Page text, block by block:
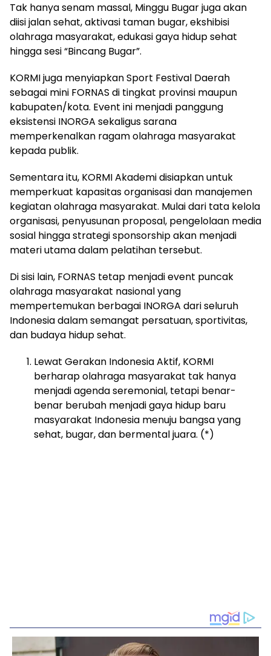
Tak hanya senam massal, Minggu Bugar juga akan
diisi jalan sehat, aktivasi taman bugar, ekshibisi
olahraga masyarakat, edukasi gaya hidup sehat
hingga sesi “Bincang Bugar”.
KORMI juga menyiapkan Sport Festival Daerah
sebagai mini FORNAS di tingkat provinsi maupun
kabupaten/kota. Event ini menjadi panggung
eksistensi INORGA sekaligus sarana
memperkenalkan ragam olahraga masyarakat
kepada publik.
Sementara itu, KORMI Akademi disiapkan untuk
memperkuat kapasitas organisasi dan manajemen
kegiatan olahraga masyarakat. Mulai dari tata kelola
organisasi, penyusunan proposal, pengelolaan media
sosial hingga strategi sponsorship akan menjadi
materi utama dalam pelatihan tersebut.
Di sisi lain, FORNAS tetap menjadi event puncak
olahraga masyarakat nasional yang
mempertemukan berbagai INORGA dari seluruh
Indonesia dalam semangat persatuan, sportivitas,
dan budaya hidup sehat.
Lewat Gerakan Indonesia Aktif, KORMI
berharap olahraga masyarakat tak hanya
menjadi agenda seremonial, tetapi benar-
benar berubah menjadi gaya hidup baru
masyarakat Indonesia menuju bangsa yang
sehat, bugar, dan bermental juara. (*)